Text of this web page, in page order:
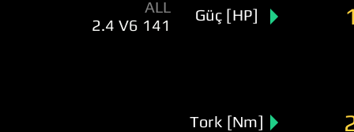
ALL
2.4 V6 141
Güç [HP]
Tork [Nm]